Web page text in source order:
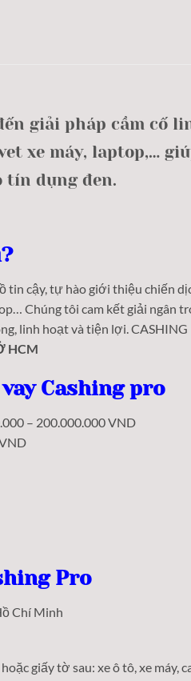
đến giải pháp cầm
xe máy, laptop,…
tín dụng đen.
tin cậy, tự hào giới thiệu chiến
Chúng tôi cam kết giải ngân
linh hoạt và tiện lợi.
HCM
Cashing pro
– 200.000.000 VND
Pro
Chí Minh
giấy tờ sau: xe ô tô, xe máy,